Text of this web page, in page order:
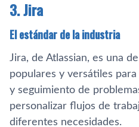
3. Jira
El estándar de la industria
Jira, de Atlassian, es una
populares y versátiles
y seguimiento de
personalizar flujos de
diferentes necesidades.